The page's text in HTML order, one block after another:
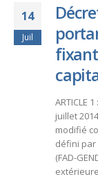
14
Juil
fixant
ARTICLE
juillet
modifié
défini par
(FAD-